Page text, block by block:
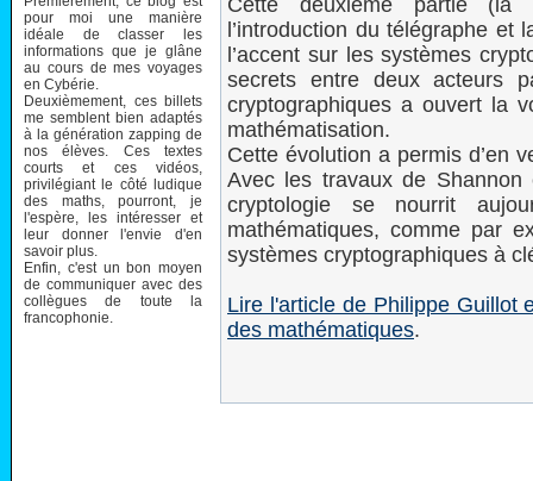
pour moi une manière
idéale de classer les
informations que je glâne
au cours de mes voyages
en Cybérie.
Deuxièmement, ces billets
me semblent bien adaptés
à la génération zapping de
nos élèves. Ces textes
courts et ces vidéos,
privilégiant le côté ludique
des maths, pourront, je
l'espère, les intéresser et
leur donner l'envie d'en
savoir plus.
Enfin, c'est un bon moyen
de communiquer avec des
collègues de toute la
francophonie.
Cette deuxième partie
l’introduction du télégraphe et
l’accent sur les systèmes
secrets entre deux acteurs
cryptographiques a ouvert la
mathématisation.
Cette évolution a permis d’en
Avec les travaux de
cryptologie se nourrit
mathématiques, comme par
systèmes cryptographiques à
Lire l'article de Philippe Guillot
des mathématiques.